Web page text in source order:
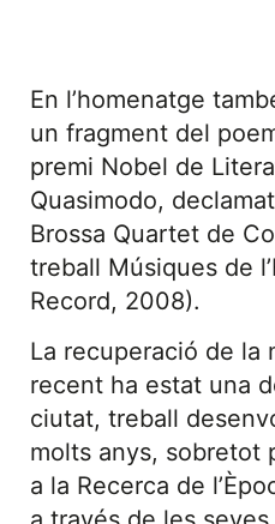
En l’homenatge
un fragment del
premi Nobel de
Quasimodo,
Brossa Quartet de
treball Músiques de
Record, 2008).
La recuperació de la
recent ha estat una
ciutat, treball
molts anys, sobretot
a la Recerca de